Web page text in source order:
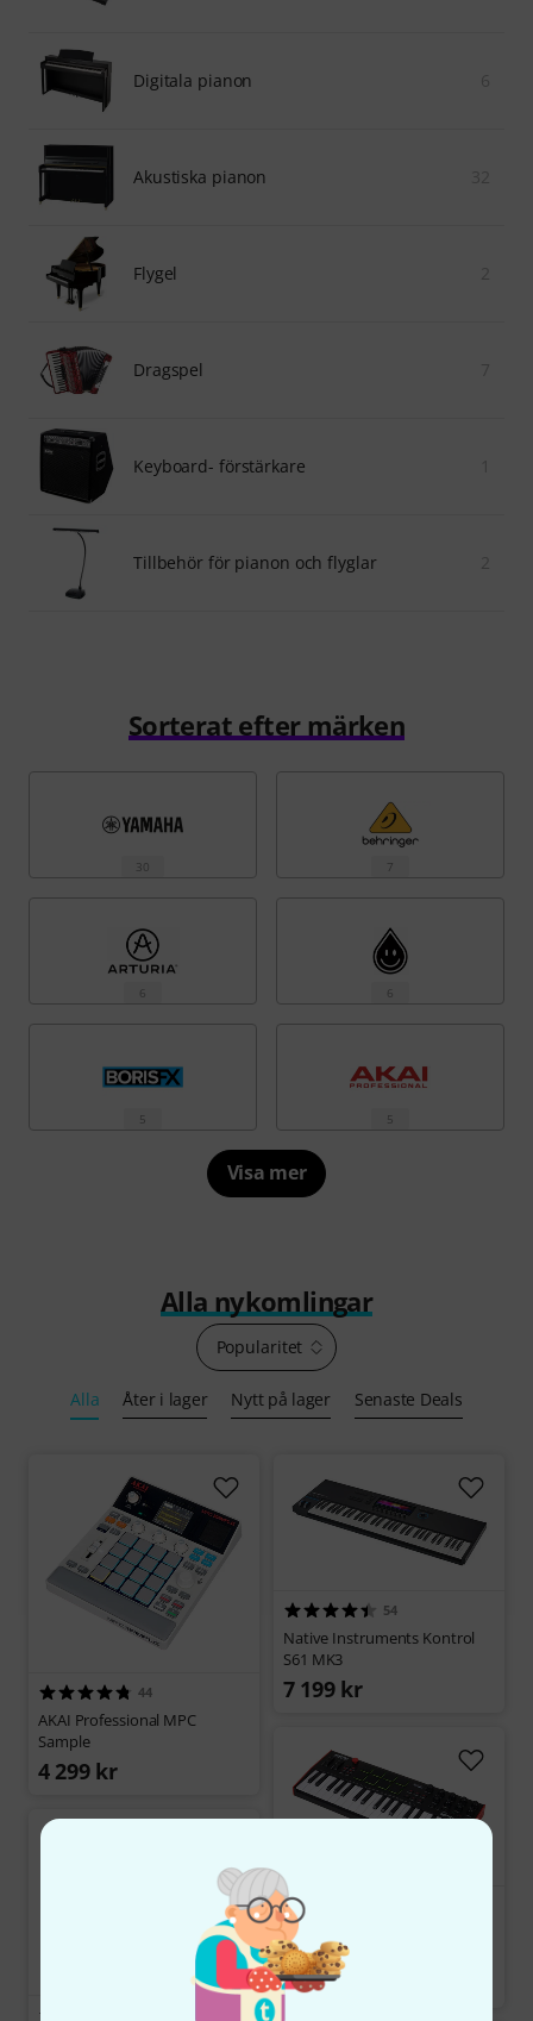
Digitala pianon
Akustiska pianon
Flygel
Dragspel
Keyboard- förstärkare
Tillbehör för pianon och flyglar
Sorterat efter märken
30 7
6 6
5 5
Visa mer
Alla nykomlingar
Popularitet
Alla Åter i lager Nytt på lager Senaste Deals
44
AKAI Professional MPC
Sample
4 299 kr
54
Native Instruments Kontrol
S61 MK3
7 199 kr
AKAI Professional MPK mini
Plus
1 499 kr